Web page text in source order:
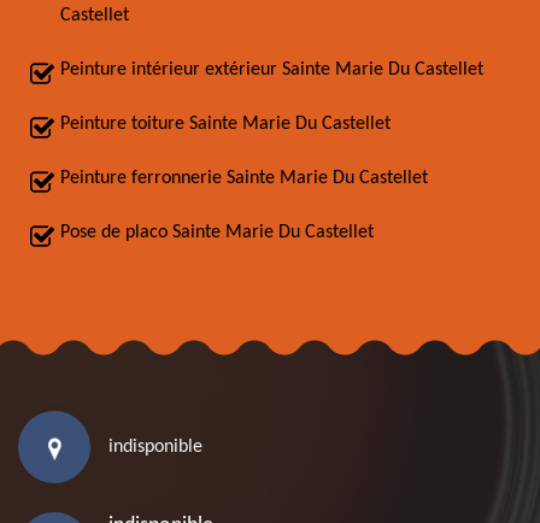
Castellet
Peinture intérieur extérieur Sainte Marie Du Castellet
Peinture toiture Sainte Marie Du Castellet
Peinture ferronnerie Sainte Marie Du Castellet
Pose de placo Sainte Marie Du Castellet
indisponible